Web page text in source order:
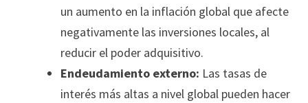
un aumento en la inflación global que afecte
negativamente las inversiones locales, al
reducir el poder adquisitivo.
Endeudamiento externo: Las tasas de
interés más altas a nivel global pueden hacer